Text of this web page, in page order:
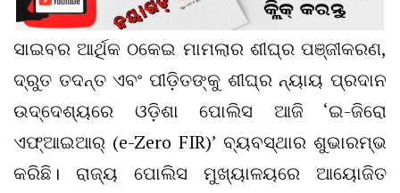
ସାଇବର ଆର୍ଥିକ ଠକେଇ ମାମଲାର ଶୀଘ୍ର ପଞ୍ଜୀକରଣ,
ଦ୍ରୁତ ତଦନ୍ତ ଏବଂ ପୀଡ଼ିତଙ୍କୁ ଶୀଘ୍ର ନ୍ୟାୟ ପ୍ରଦାନ
ଉଦ୍ଦେଶ୍ୟରେ ଓଡ଼ିଶା ପୋଲିସ ଆଜି ‘ଇ-ଜିରୋ
ଏଫ୍ଆଇଆର୍ (e-Zero FIR)’ ବ୍ୟବସ୍ଥାର ଶୁଭାରମ୍ଭ
କରିଛି। ରାଜ୍ୟ ପୋଲିସ ମୁଖ୍ୟାଳୟରେ ଆୟୋଜିତ